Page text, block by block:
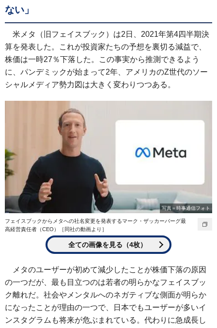
ない」
米メタ（旧フェイスブック）は2日、2021年第4四半期決
算を発表した。これが投資家たちの予想を裏切る減益で、
株価は一時27％下落した。この事実から推測できるよう
に、パンデミックが始まって2年、アメリカのZ世代のソー
シャルメディア勢力図は大きく変わりつつある。
写真＝時事通信フォト
フェイスブックからメタへの社名変更を発表するマーク・ザッカーバーグ最
高経営責任者（CEO）［同社の動画より］
全ての画像を見る（4枚）
メタのユーザーが初めて減少したことが株価下落の原因
の一つだが、最も目立つのは若者の明らかなフェイスブッ
ク離れだ。社会やメンタルへのネガティブな側面が明らか
になったことが理由の一つで、日本でもユーザーが多いイ
ンスタグラムも将来が危ぶまれている。代わりに急成長し